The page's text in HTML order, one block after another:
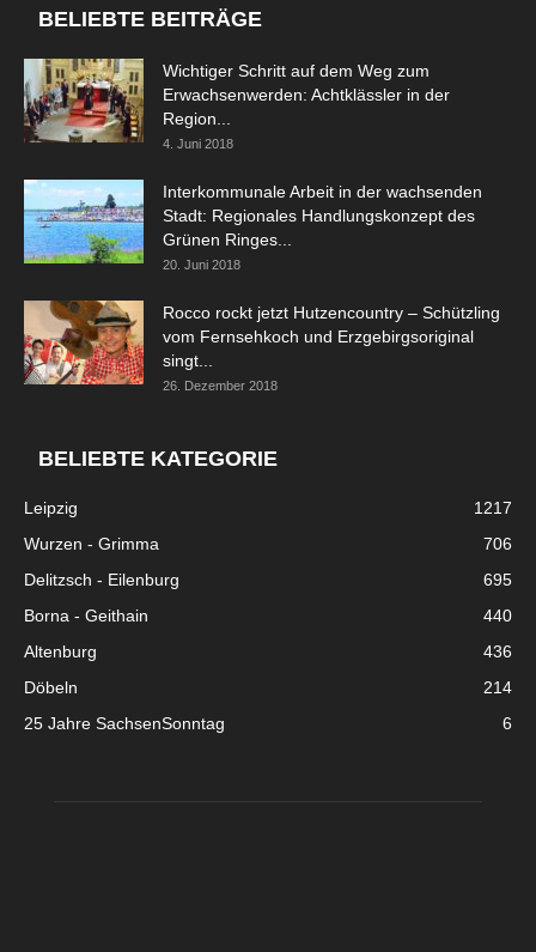
BELIEBTE BEITRÄGE
Wichtiger Schritt auf dem Weg zum
Erwachsenwerden: Achtklässler in der
Region...
4. Juni 2018
Interkommunale Arbeit in der wachsenden
Stadt: Regionales Handlungskonzept des
Grünen Ringes...
20. Juni 2018
Rocco rockt jetzt Hutzencountry – Schützling
vom Fernsehkoch und Erzgebirgsoriginal
singt...
26. Dezember 2018
BELIEBTE KATEGORIE
Leipzig
1217
Wurzen - Grimma
706
Delitzsch - Eilenburg
695
Borna - Geithain
440
Altenburg
436
Döbeln
214
25 Jahre SachsenSonntag
6